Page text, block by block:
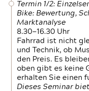
Termin 1/2:
Bike: Bewertung,
Marktanalyse
8.30—16.30 Uhr
Fahrrad ist nicht
und Technik, ob
den Preis. Es
oben gibt es keine
erhalten Sie einen
Dieses Seminar